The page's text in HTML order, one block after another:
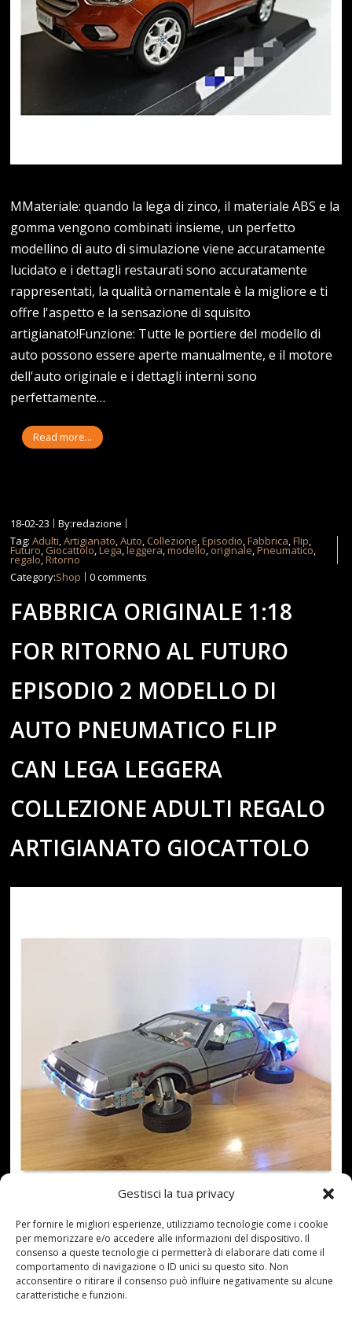
Gestisci la tua privacy
Per fornire le migliori esperienze, utilizziamo tecnologie come i cookie
per memorizzare e/o accedere alle informazioni del dispositivo. Il
consenso a queste tecnologie ci permetterà di elaborare dati come il
comportamento di navigazione o ID unici su questo sito. Non
acconsentire o ritirare il consenso può influire negativamente su alcune
caratteristiche e funzioni.
MMateriale: quando la lega di zinco, il materiale ABS e la
gomma vengono combinati insieme, un perfetto
modellino di auto di simulazione viene accuratamente
lucidato e i dettagli restaurati sono accuratamente
rappresentati, la qualità ornamentale è la migliore e ti
offre l'aspetto e la sensazione di squisito
artigianato!Funzione: Tutte le portiere del modello di
auto possono essere aperte manualmente, e il motore
dell'auto originale e i dettagli interni sono
perfettamente…
Read more...
18-02-23
By:redazione
Tag:Adulti,Artigianato,Auto, Collezione,Episodio,Fabbrica,Flip,
Futuro, Giocattolo,Lega,leggera,modello,originale,Pneumatico,
regalo,Ritorno
Category:Shop 0 comments
FABBRICA ORIGINALE 1:18
FOR RITORNO AL FUTURO
EPISODIO 2 MODELLO DI
AUTO PNEUMATICO FLIP
CAN LEGA LEGGERA
COLLEZIONE ADULTI REGALO
ARTIGIANATO GIOCATTOLO
: Il sogno non è mai stato così reale. Il corpo in lega è
completamente aperto, con alcune parti in plastica; I
pneumatici possono essere capovolti, con il suono